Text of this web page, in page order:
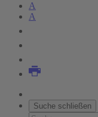
A
A
Suche schließen